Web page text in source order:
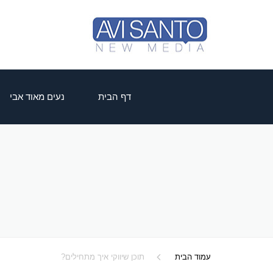
דף הבית נעים מאוד אבי
עמוד הבית תוכן שיווקי איך מתחילים?